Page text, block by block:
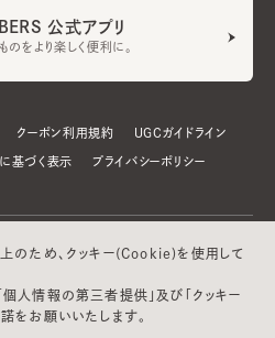
公式アプリ
をより楽しく便利に。
クーポン利用規約 UGCガイドライン
基づく表示 プライバシーポリシー
のため、クッキー(Cookie)を使用して
個人情報の第三者提供」及び「クッキー
をお願いいたします。